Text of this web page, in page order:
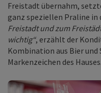
Freistadt übernahm,
ganz speziellen Praline in
Freistadt und zum
wichtig“, erzählt der
Kombination aus Bier und
Markenzeichen des Hauses.